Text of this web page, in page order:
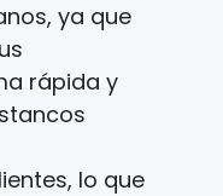
ya que
rápida y
lo que